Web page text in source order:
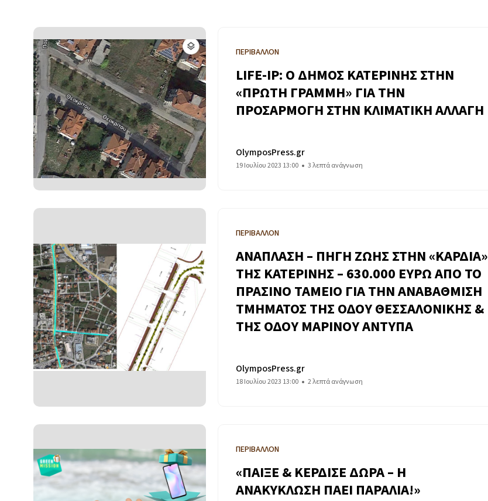
ΠΕΡΙΒΑΛΛΟΝ
LIFE-IP: Ο ΔΗΜΟΣ ΚΑΤΕΡΙΝΗΣ ΣΤΗΝ
«ΠΡΩΤΗ ΓΡΑΜΜΗ» ΓΙΑ ΤΗΝ
ΠΡΟΣΑΡΜΟΓΗ ΣΤΗΝ ΚΛΙΜΑΤΙΚΗ ΑΛΛΑΓΗ
OlymposPress.gr
19 Ιουλίου 2023 13:00 3 λεπτά ανάγνωση
ΠΕΡΙΒΑΛΛΟΝ
ΑΝΑΠΛΑΣΗ – ΠΗΓΗ ΖΩΗΣ ΣΤΗΝ «ΚΑΡΔΙΑ»
ΤΗΣ ΚΑΤΕΡΙΝΗΣ – 630.000 ΕΥΡΩ ΑΠΟ ΤΟ
ΠΡΑΣΙΝΟ ΤΑΜΕΙΟ ΓΙΑ ΤΗΝ ΑΝΑΒΑΘΜΙΣΗ
ΤΜΗΜΑΤΟΣ ΤΗΣ ΟΔΟΥ ΘΕΣΣΑΛΟΝΙΚΗΣ &
ΤΗΣ ΟΔΟΥ ΜΑΡΙΝΟΥ ΑΝΤΥΠΑ
OlymposPress.gr
18 Ιουλίου 2023 13:00 2 λεπτά ανάγνωση
ΠΕΡΙΒΑΛΛΟΝ
«ΠΑΙΞΕ & ΚΕΡΔΙΣΕ ΔΩΡΑ – Η
ΑΝΑΚΥΚΛΩΣΗ ΠΑΕΙ ΠΑΡΑΛΙΑ!»